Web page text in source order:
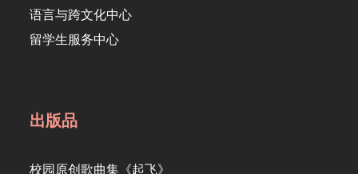
语言与跨文化中心
留学生服务中心
出版品
校园原创歌曲集《起飞》